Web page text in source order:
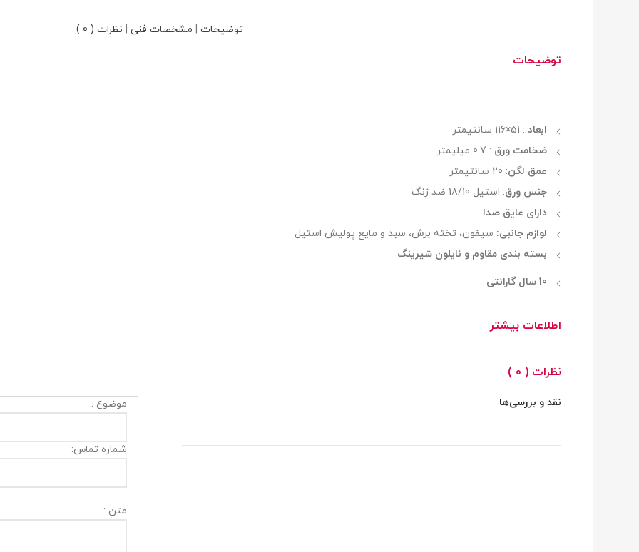
توضیحات | مشخصات فنی | نظرات ( 0 )
توضیحات
ابعاد : 51×116 سانتیمتر
ضخامت ورق : 0.7 میلیمتر
عمق لگن: 20 سانتیمتر
جنس ورق: استیل 18/10 ضد زنگ
دارای عایق صدا
لوازم جانبی: سیفون، تخته برش، سبد و مایع پولیش استیل
بسته بندی مقاوم و نایلون شیرینگ
10 سال گارانتی
اطلاعات بیشتر
نظرات ( 0 )
نقد و بررسی‌ها موضوع :
شماره تماس:
متن :